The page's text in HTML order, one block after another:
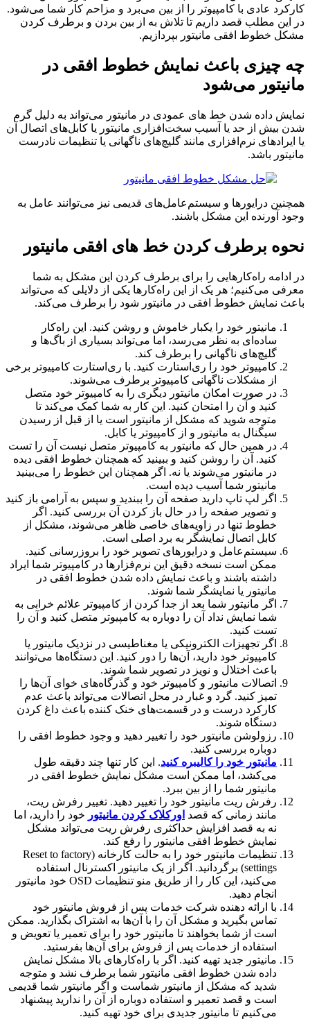
عادی با کامپیوتر را از بین می‌برد و مزاحم کار شما می‌شود.
مطلب قصد داریم تا تلاش به از بین بردن و برطرف کردن
خطوط افقی مانیتور بپردازیم.
باعث نمایش خطوط افقی در
می‌شود
داده شدن خط های عمودی در مانیتور می‌تواند به دلیل گرم
از حد یا آسیب سخت‌افزاری مانیتور یا کابل‌های اتصال آن
نرم‌افزاری مانند گلیچ‌های ناگهانی یا تنظیمات نادرست
باشد.
درایورها و سیستم‌عامل‌های قدیمی نیز می‌توانند عامل به
آورنده این مشکل باشند.
برطرف کردن خط های افقی مانیتور
راه‌کارهایی را برای برطرف کردن این مشکل به شما
می‌کنیم؛ هر یک از این راه‌کارها یکی از دلایلی که می‌تواند
نمایش خطوط افقی در مانیتور شود را برطرف می‌کند.
مانیتور خود را یکبار خاموش و روشن کنید. این راه‌کار
ساده‌ای به نظر می‌رسد، اما می‌تواند بسیاری از باگ‌ها و
گلیچ‌های ناگهانی را برطرف کند.
کامپیوتر خود را ری‌استارت کنید. با ری‌استارت کامپیوتر برخی
از مشکلات ناگهانی کامپیوتر برطرف می‌شوند.
در صورت امکان مانیتور دیگری را به کامپیوتر خود متصل
کنید و آن را امتحان کنید. این کار به شما کمک می‌کند تا
متوجه شوید که مشکل از مانیتور است یا از قبل از رسیدن
سیگنال به مانیتور و از کامپیوتر یا کابل.
در همین حال که مانیتور به کامپیوتر متصل نیست آن را تست
کنید. آن را روشن کنید و ببینید که همچنان خطوط افقی دیده
در مانیتور می‌شوند یا نه. اگر همچنان این خطوط را می‌بینید
مانیتور شما آسیب دیده است.
اگر لپ تاپ دارید صفحه آن را ببندید و سپس به آرامی باز کنید
و تصویر صفحه را در حال باز کردن آن بررسی کنید. اگر
خطوط تنها در زاویه‌های خاصی ظاهر می‌شوند، مشکل از
کابل اتصال نمایشگر به برد اصلی است.
سیستم‌عامل و درایورهای تصویر خود را بروزرسانی کنید.
ممکن است نسخه دقیق این نرم‌فزارها در کامپیوتر شما ایراد
داشته باشند و باعث نمایش داده شدن خطوط افقی در
مانیتور یا نمایشگر شما شوند.
اگر مانیتور شما بعد از جدا کردن از کامپیوتر علائم خرابی به
شما نمایش نداد آن را دوباره به کامپیوتر متصل کنید و آن را
تست کنید.
اگر تجهیزات الکترونیکی یا مغناطیسی در نزدیک مانیتور یا
کامپیوتر خود دارید، آن‌ها را دور کنید. این دستگاه‌ها می‌توانند
باعث اختلال و نویز در تصویر شما شوند.
اتصالات مانیتور و کامپیوتر خود و گذرگاه‌‌های خوای آن‌ها را
تمیز کنید. گرد و غبار در محل اتصالات می‌تواند باعث عدم
کارکرد درست و در قسمت‌های خنک کننده باعث داغ کردن
دستگاه شوند.
رزولوشن مانیتور خود را تغییر دهید و وجود خطوط افقی را
دوباره بررسی کنید.
مانیتور خود را کالیبره کنید. این کار تنها چند دقیقه طول
می‌کشد، اما ممکن است مشکل نمایش خطوط افقی در
مانیتور شما را از بین ببرد.
رفرش ریت مانیتور خود را تغییر دهید. تغییر رفرش ریت،
مانند زمانی که قصد اورکلاک کردن مانیتورخود را دارید، اما
نه به قصد افزایش حداکثری رفرش ریت می‌تواند مشکل
نمایش خطوط افقی مانیتور را رفع کند.
تنظیمات مانیتور خود را به حالت کارخانه (Reset to factory
settings) برگردانید. اگر از یک مانیتور اکسترنال استفاده
می‌کنید، این کار را از طریق منو تنظیمات OSD خود مانیتور
انجام دهید.
با ارائه دهنده شرکت خدمات پس از فروش مانیتور خود
تماس بگیرید و مشکل آن را با آن‌ها به اشتراک بگذارید. ممکن
است از شما بخواهند تا مانیتور خود را برای تعمیر یا تعویض و
استفاده از خدمات پس از فروش برای آن‌ها بفرستید.
مانیتور جدید تهیه کنید. اگر با راه‌کارهای بالا مشکل نمایش
داده شدن خطوط افقی مانیتور شما برطرف نشد و متوجه
شدید که مشکل از مانیتور شماست و اگر مانیتور شما قدیمی
است و قصد تعمیر و استفاده دوباره از آن را ندارید پیشنهاد
می‌کنیم تا مانیتور جدیدی برای خود تهیه کنید.